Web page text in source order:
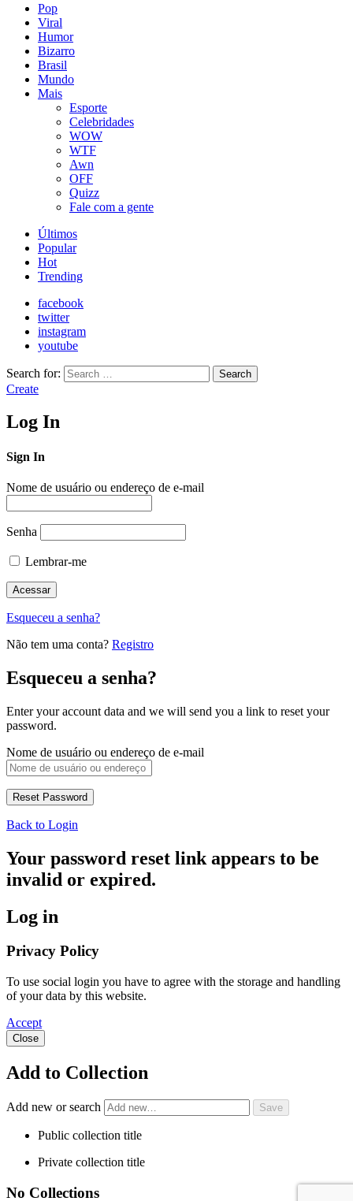
Pop
Viral
Humor
Bizarro
Brasil
Mundo
Mais
Esporte
Celebridades
WOW
WTF
Awn
OFF
Quizz
Fale com a gente
Últimos
Popular
Hot
Trending
facebook
twitter
instagram
youtube
Search for: Search
Create
Log In
Sign In
Nome de usuário ou endereço de e-mail
Senha
Lembrar-me
Esqueceu a senha?
Não tem uma conta? Registro
Esqueceu a senha?
Enter your account data and we will send you a link to reset your
password.
Nome de usuário ou endereço de e-mail
Back to Login
Your password reset link appears to be
invalid or expired.
Log in
Privacy Policy
To use social login you have to agree with the storage and handling
of your data by this website.
Accept
Close
Add to Collection
Add new or search
Public collection title
Private collection title
No Collections